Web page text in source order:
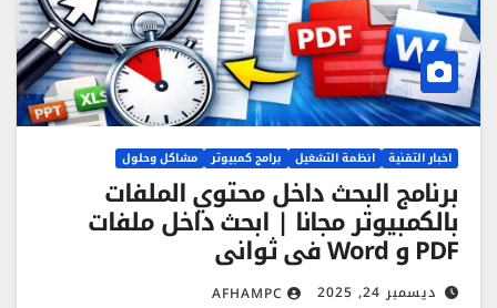
اخبار التقنية انظمة التشغيل برامج كمبيوتر مشاكل وحلول
برنامج البحث داخل محتوي الملفات
بالكمبيوتر مجانا | ابحث داخل ملفات
PDF و Word في ثواني
ديسمبر 24, 2025 AFHAMPC